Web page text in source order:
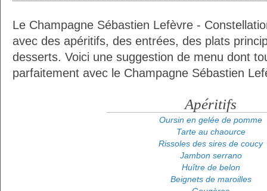
Le Champagne Sébastien Lefèvre -
avec des apéritifs, des entrées, des plats
desserts. Voici une suggestion de menu dont
parfaitement avec le Champagne Sébastien
Apéritifs
Oursin en gelée de pomme
Tarte au chaource
Rissoles des sires de coucy
Jambon serrano
Huître de belon
Beignets de maroilles